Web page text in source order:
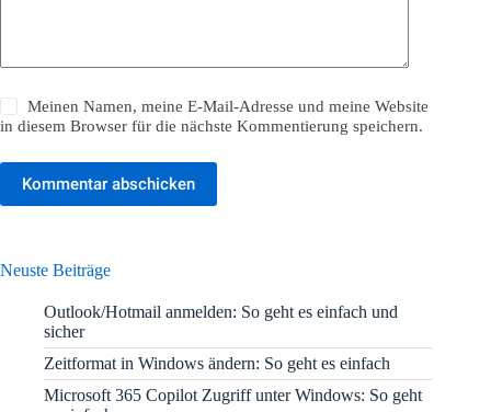
Meinen Namen, meine E-Mail-Adresse und meine Website
in diesem Browser für die nächste Kommentierung speichern.
Kommentar abschicken
Neuste Beiträge
Outlook/Hotmail anmelden: So geht es einfach und
sicher
Zeitformat in Windows ändern: So geht es einfach
Microsoft 365 Copilot Zugriff unter Windows: So geht